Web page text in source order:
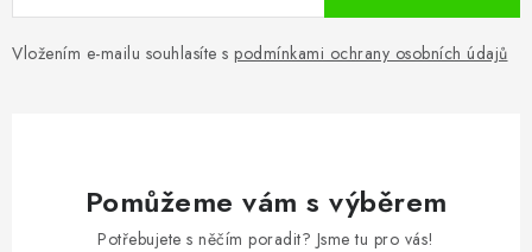
Vložením e-mailu souhlasíte s podmínkami ochrany osobních údajů
Pomůžeme vám s výběrem
Potřebujete s něčím poradit? Jsme tu pro vás!